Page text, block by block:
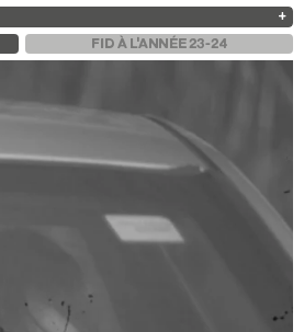
2021
2020
2019
FID À L'ANNÉE 23-24